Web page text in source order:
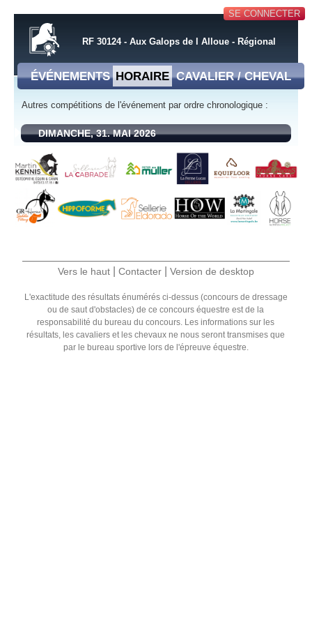
SE CONNECTER
RF 30124 - Aux Galops de l Alloue - Régional
ÉVÉNEMENTS HORAIRE CAVALIER / CHEVAL
Autres compétitions de l'événement par ordre chronologique :
DIMANCHE, 31. MAI 2026
Vers le haut Contacter Version de desktop
L'exactitude des résultats énumérés ci-dessus (concours de dressage
ou de saut d'obstacles) de ce concours équestre est de la
responsabilité du bureau du concours. Les informations sur les
résultats, les cavaliers et les chevaux ne nous seront transmises que
par le bureau sportive lors de l'épreuve équestre.